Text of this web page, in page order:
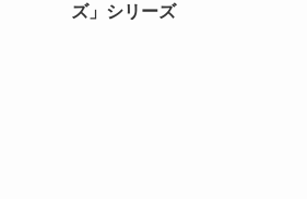
ズ」シリーズ